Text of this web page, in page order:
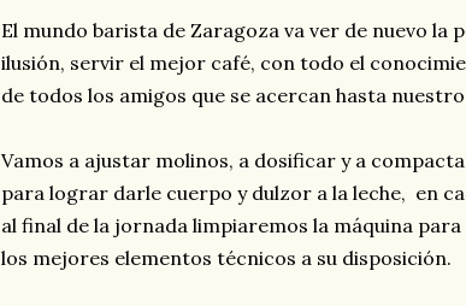
El mundo barista de Zaragoza va ver de nuevo
ilusión, servir el mejor café, con todo el
de todos los amigos que se acercan hasta
Vamos a ajustar molinos, a dosificar y a
para lograr darle cuerpo y dulzor a la leche, en
al final de la jornada limpiaremos la máquina
los mejores elementos técnicos a su disposición.